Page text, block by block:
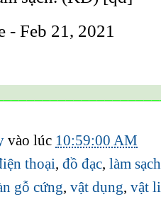
Feb 21, 2021
vào lúc 10:59:00 AM
thoại,đồ đạc,làm
gỗ cứng,vật dụng,vật